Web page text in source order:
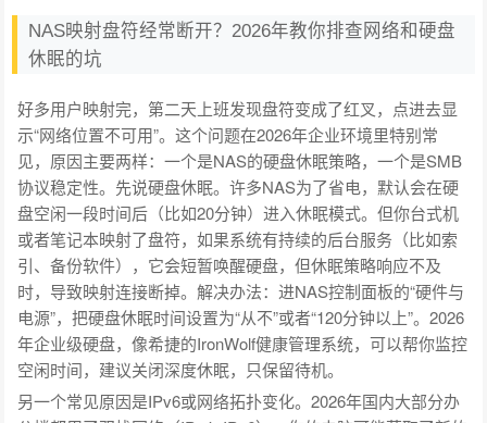
NAS映射盘符经常断开？2026年教你排查网络和硬盘
休眠的坑
好多用户映射完，第二天上班发现盘符变成了红叉，点进去显
示“网络位置不可用”。这个问题在2026年企业环境里特别常
见，原因主要两样：一个是NAS的硬盘休眠策略，一个是SMB
协议稳定性。先说硬盘休眠。许多NAS为了省电，默认会在硬
盘空闲一段时间后（比如20分钟）进入休眠模式。但你台式机
或者笔记本映射了盘符，如果系统有持续的后台服务（比如索
引、备份软件），它会短暂唤醒硬盘，但休眠策略响应不及
时，导致映射连接断掉。解决办法：进NAS控制面板的“硬件与
电源”，把硬盘休眠时间设置为“从不”或者“120分钟以上”。2026
年企业级硬盘，像希捷的IronWolf健康管理系统，可以帮你监控
空闲时间，建议关闭深度休眠，只保留待机。
另一个常见原因是IPv6或网络拓扑变化。2026年国内大部分办